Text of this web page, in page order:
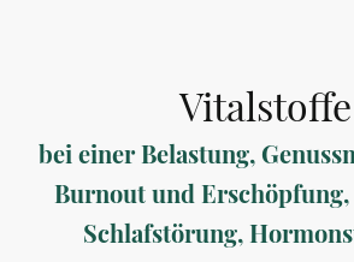
Vitalstoffe
bei einer Belastung,
Burnout und
Schlafstörung,